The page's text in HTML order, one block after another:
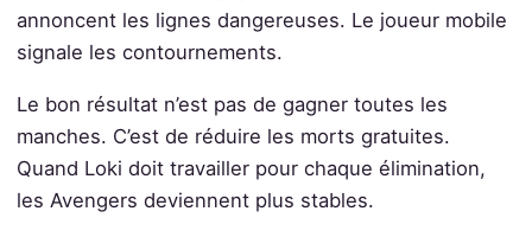
annoncent les lignes dangereuses. Le joueur mobile
signale les contournements.
Le bon résultat n’est pas de gagner toutes les
manches. C’est de réduire les morts gratuites.
Quand Loki doit travailler pour chaque élimination,
les Avengers deviennent plus stables.